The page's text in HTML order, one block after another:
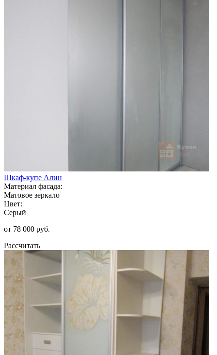
Шкаф-купе Алин
Материал фасада:
Матовое зеркало
Цвет:
Серый
от 78 000 руб.
Рассчитать